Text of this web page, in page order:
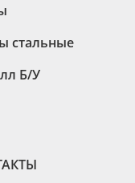
стальные
Б/У